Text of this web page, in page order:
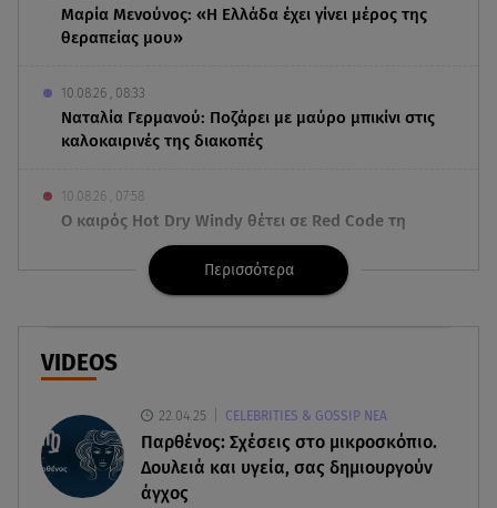
Μαρία Μενούνος: «Η Ελλάδα έχει γίνει μέρος της
θεραπείας μου»
10.08.26 , 08:33
Ναταλία Γερμανού: Ποζάρει με μαύρο μπικίνι στις
καλοκαιρινές της διακοπές
10.08.26 , 07:58
Ο καιρός Hot Dry Windy θέτει σε Red Code τη
χώρα - Άνεμοι 9 μποφόρ και 39◦C
Εορτολόγιο: Ποιοι γιορτάζουν στις 10 Αυγούστου
09.08.26 , 23:50
ΑΑΔΕ: 1.296 φιάλες παράνομου φρέον
κατασχέθηκαν σε Κήπους και Δοϊράνη
09.08.26 , 23:20
Περισσότερα
VIDEOS
22.04.25 CELEBRITIES & GOSSIP ΝΕΑ
Παρθένος: Σχέσεις στο μικροσκόπιο.
Δουλειά και υγεία, σας δημιουργούν
άγχος